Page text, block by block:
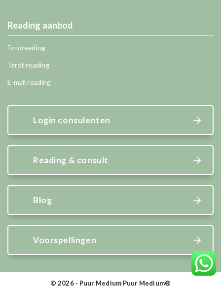
Reading aanbod
Fotoreading
Tarot reading
E-mail reading
Login consulenten
Reading & consult
Blog
Voorspellingen
© 2026 - Puur Medium Puur Medium®